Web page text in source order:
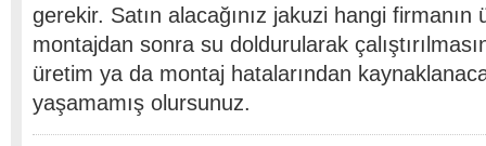
gerekir. Satın alacağınız jakuzi hangi
montajdan sonra su doldurularak
üretim ya da montaj hatalarından
yaşamamış olursunuz.